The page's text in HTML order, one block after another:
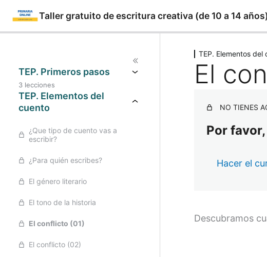
contenido
Taller gratuito de escritura creativa (de 10 a 14
TEP. Primeros pasos
3 lecciones
TEP. Elementos del
cuento
¿Que tipo de cuento vas a
escribir?
¿Para quién escribes?
El género literario
El tono de la historia
El conflicto (01)
El conflicto (02)
TEP. Elementos del
El
NO TIENES
Por
Hacer el
Descubramos